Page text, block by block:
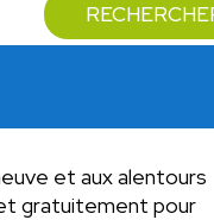
et aux alentours
gratuitement pour